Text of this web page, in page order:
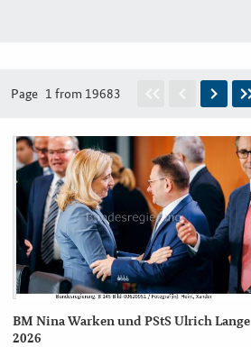
Page 1 from 19683
BM Nina Warken und PStS Ulrich Lange
2026